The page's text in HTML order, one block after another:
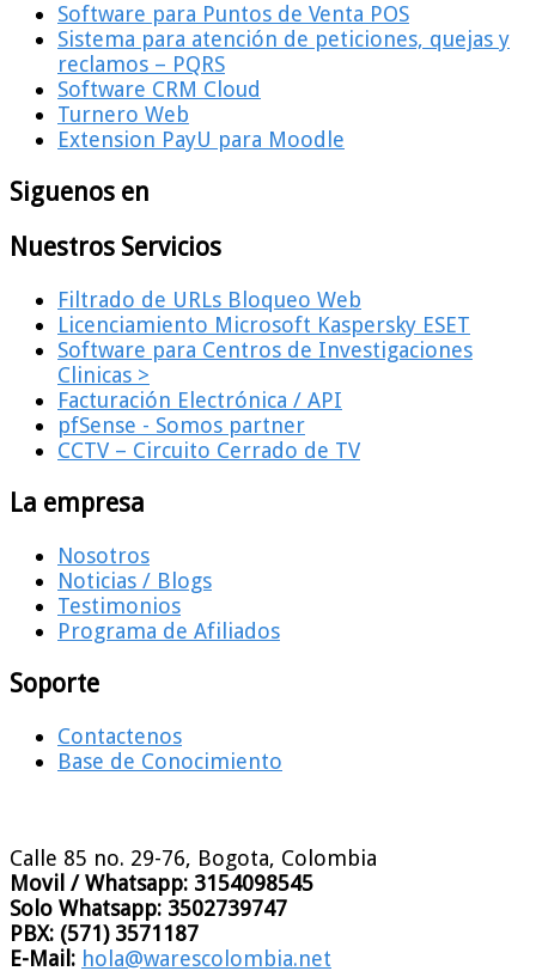
Software para Puntos de Venta POS
Sistema para atención de peticiones, quejas y
reclamos – PQRS
Software CRM Cloud
Turnero Web
Extension PayU para Moodle
Siguenos en
Nuestros Servicios
Filtrado de URLs Bloqueo Web
Licenciamiento Microsoft Kaspersky ESET
Software para Centros de Investigaciones
Clinicas >
Facturación Electrónica / API
pfSense - Somos partner
CCTV – Circuito Cerrado de TV
La empresa
Nosotros
Noticias / Blogs
Testimonios
Programa de Afiliados
Soporte
Contactenos
Base de Conocimiento
Calle 85 no. 29-76, Bogota, Colombia
Movil / Whatsapp: 3154098545
Solo Whatsapp: 3502739747
PBX: (571) 3571187
E-Mail: hola@warescolombia.net